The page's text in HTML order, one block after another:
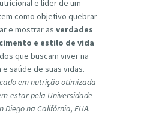
e líder de um
como objetivo quebrar
e mostrar as verdades
e estilo de vida
que buscam viver na
saúde de suas vidas.
em nutrição otimizada
estar pela Universidade
Diego na Califórnia, EUA.